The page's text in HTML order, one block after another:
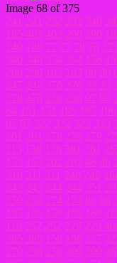
Image 68 of 375
241 241 232 232 346
185 403 403 290 290
140 140 77 77 78 78 371
340 340 354 354 156
296 296 193 193 90 90
247 247 376 376 33 33
378 378 236 236 97 97
64 151 151 195 195 196
67 67 322 322 323 323
201 201 278 278 279
113 138 138 381 381
153 153 202 202 46 46
310 311 311 248 248
243 243 244 244 351
359 359 174 174 86 86
135 135 159 159 169
119 252 252 229 229
385 385 158 158 227
270 256 256 399 399